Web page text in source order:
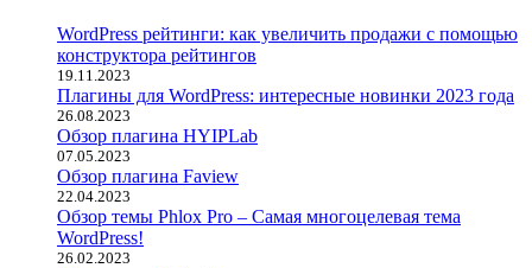
WordPress рейтинги: как увеличить продажи с помощью
конструктора рейтингов
19.11.2023
Плагины для WordPress: интересные новинки 2023 года
26.08.2023
Обзор плагина HYIPLab
07.05.2023
Обзор плагина Faview
22.04.2023
Обзор темы Phlox Pro – Самая многоцелевая тема
WordPress!
26.02.2023